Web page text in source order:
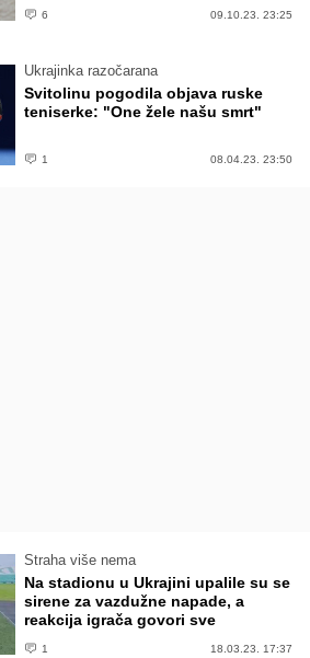
6 09.10.23. 23:25
Ukrajinka razočarana
Svitolinu pogodila objava ruske
teniserke: "One žele našu smrt"
1 08.04.23. 23:50
Straha više nema
Na stadionu u Ukrajini upalile su se
sirene za vazdužne napade, a
reakcija igrača govori sve
1 18.03.23. 17:37